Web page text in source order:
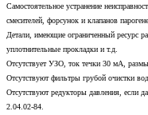
Самостоятельное устранение
смесителей, форсунок и клапанов
Детали, имеющие ограниченный ресурс
уплотнительные прокладки и т.д.
Отсутствует УЗО, ток течки 30 мА,
Отсутствуют фильтры грубой очистки
Отсутствуют редукторы давления, если
2.04.02-84.